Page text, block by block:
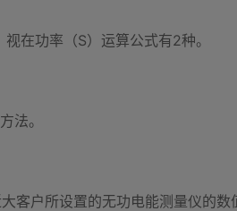
在功率（S）运算公式有2种。
法。
客户所设置的无功电能测量仪的数